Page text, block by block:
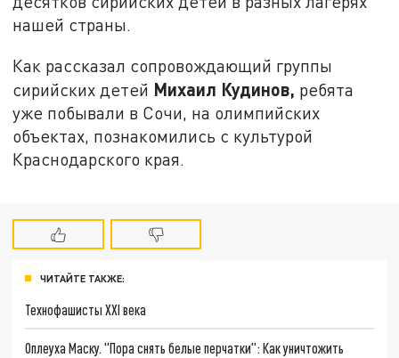
нашей страны.
Как рассказал сопровождающий группы
сирийских детей Михаил Кудинов, ребята
уже побывали в Сочи, на олимпийских
объектах, познакомились с культурой
Краснодарского края.
ЧИТАЙТЕ ТАКЖЕ:
Технофашисты XXI века
Оплеуха Маску. "Пора снять белые перчатки": Как уничтожить